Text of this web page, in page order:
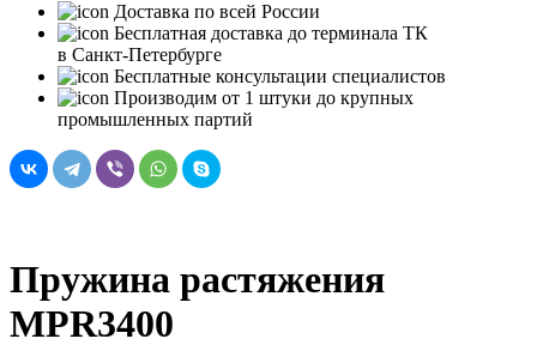
Доставка по всей России
Бесплатная доставка до терминала ТК
в Санкт‑Петербурге
Бесплатные консультации специалистов
Производим от 1 штуки до крупных
промышленных партий
Пружина растяжения
MPR3400